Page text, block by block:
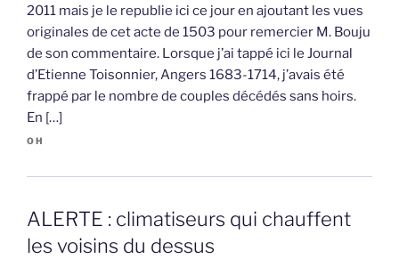
2011 mais je le republie ici ce jour en ajoutant les vues
originales de cet acte de 1503 pour remercier M. Bouju
de son commentaire. Lorsque j’ai tappé ici le Journal
d’Etienne Toisonnier, Angers 1683-1714, j’avais été
frappé par le nombre de couples décédés sans hoirs.
En […]
OH
ALERTE : climatiseurs qui chauffent
les voisins du dessus